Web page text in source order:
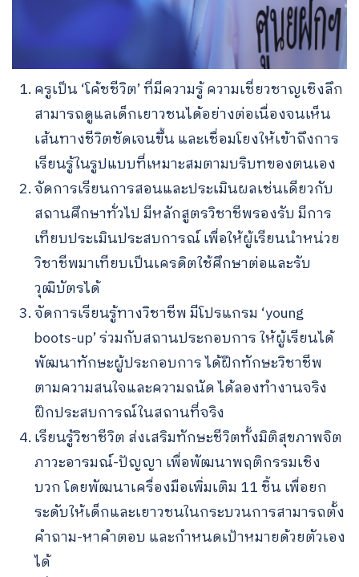
ครูเป็น ‘โค้ชชีวิต’ ที่มีความรู้ ความเชี่ยวชาญเชิงลึก
สามารถดูแลเด็กเยาวชนได้อย่างต่อเนื่องจนเห็น
เส้นทางชีวิตชัดเจนขึ้น และเชื่อมโยงให้เข้าถึงการ
เรียนรู้ในรูปแบบที่เหมาะสมตามบริบทของตนเอง
จัดการเรียนการสอนและประเมินผลเช่นเดียวกับ
สถานศึกษาทั่วไป มีหลักสูตรวิชาชีพรองรับ มีการ
เทียบประเมินประสบการณ์ เพื่อให้ผู้เรียนนำหน่วย
วิชาชีพมาเทียบเป็นเครดิตใช้ศึกษาต่อและรับ
วุฒิบัตรได้
จัดการเรียนรู้ทางวิชาชีพ มีโปรแกรม ‘young
boots-up’ ร่วมกับสถานประกอบการ ให้ผู้เรียนได้
พัฒนาทักษะผู้ประกอบการ ได้ฝึกทักษะวิชาชีพ
ตามความสนใจและความถนัด ได้ลองทำงานจริง
ฝึกประสบการณ์ในสถานที่จริง
เรียนรู้วิชาชีวิต ส่งเสริมทักษะชีวิตทั้งมิติสุขภาพจิต
ภาวะอารมณ์-ปัญญา เพื่อพัฒนาพฤติกรรมเชิง
บวก โดยพัฒนาเครื่องมือเพิ่มเติม 11 ชิ้น เพื่อยก
ระดับให้เด็กและเยาวชนในกระบวนการสามารถตั้ง
คำถาม-หาคำตอบ และกำหนดเป้าหมายด้วยตัวเอง
ได้